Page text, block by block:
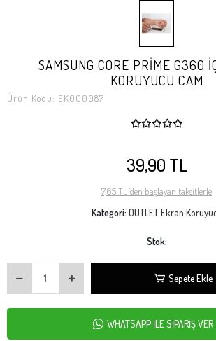
SAMSUNG CORE PRİME G360
KORUYUCU CAM
Ürün Kodu: EK000087
39,90 TL
7,65 TL 'den başlayan taksitlerle
Kategori: OUTLET Ekran
Stok:
Sepete Ekle
WHATSAPP İLE SİPARİŞ VER